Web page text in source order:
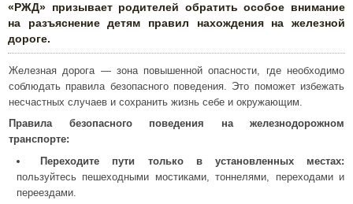
«РЖД» призывает родителей обратить особое внимание
на разъяснение детям правил нахождения на железной
дороге.
Железная дорога — зона повышенной опасности, где необходимо
соблюдать правила безопасного поведения. Это поможет избежать
несчастных случаев и сохранить жизнь себе и окружающим.
Правила безопасного поведения на железнодорожном
транспорте:
Переходите пути только в установленных местах:
пользуйтесь пешеходными мостиками, тоннелями, переходами и
переездами.